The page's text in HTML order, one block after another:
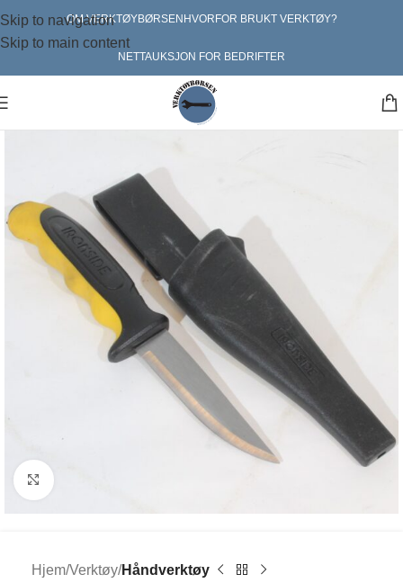
Skip to navigation
Skip to main content
OM VERKTØYBØRSEN HVORFOR BRUKT VERKTØY?
NETTAUKSJON FOR BEDRIFTER
Klikk for større bilde
Hjem Verktøy Håndverktøy